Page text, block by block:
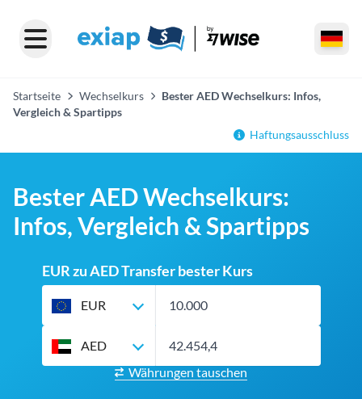
Startseite Wechselkurs
Bester AED Wechselkurs: Infos,
Vergleich & Spartipps
Haftungsausschluss
Bester AED Wechselkurs:
Infos, Vergleich & Spartipps
EUR zu AED Transfer bester Kurs
EUR
AED
Währungen tauschen